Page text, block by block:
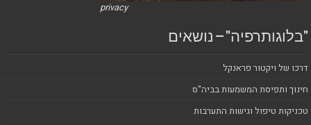
privacy
"בלוגותרפיה" – נושאים
דרכו של ויקטור פראנקל
חינוך ותפיסת המשמעות בביה"ס
טכניקות טיפול וגישות התערבות